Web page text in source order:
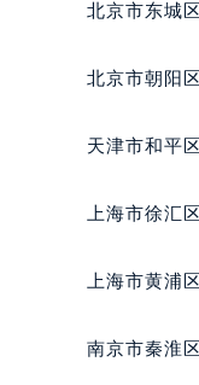
北京市东城
北京市朝阳
天津市和平
上海市徐汇
上海市黄浦
南京市秦淮